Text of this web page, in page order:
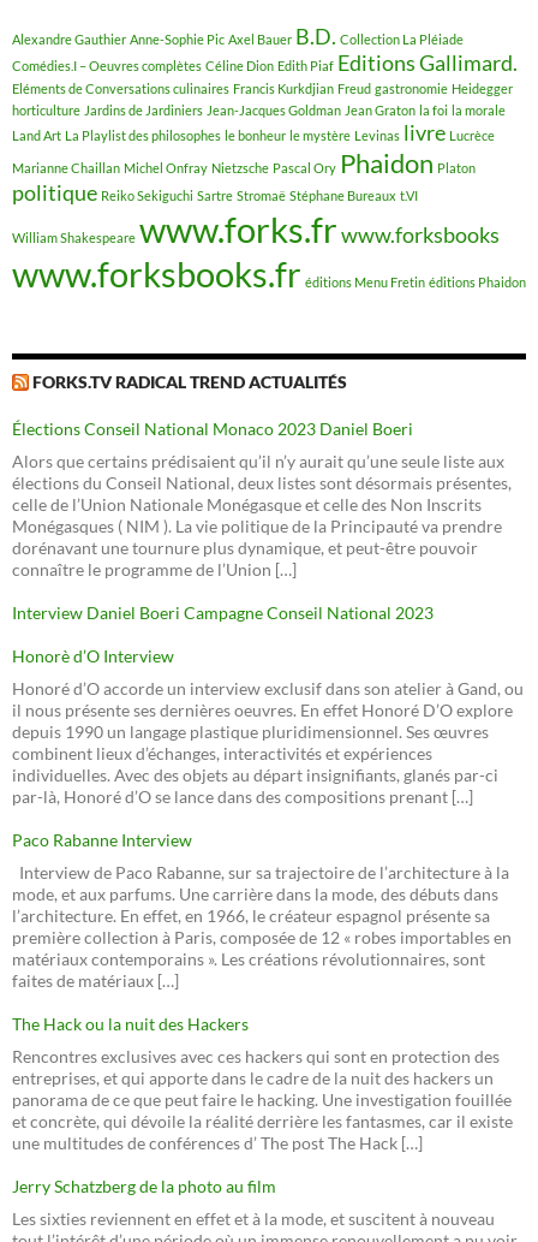
Alexandre Gauthier Anne-Sophie Pic Axel Bauer B.D. Collection La Pléiade
Comédies.I – Oeuvres complètes Céline Dion Edith Piaf Editions Gallimard.
Eléments de Conversations culinaires Francis Kurkdjian Freud gastronomie Heidegger
horticulture Jardins de Jardiniers Jean-Jacques Goldman Jean Graton la foi la morale
Land Art La Playlist des philosophes le bonheur le mystère Levinas livre Lucrèce
Marianne Chaillan Michel Onfray Nietzsche Pascal Ory Phaidon Platon
politique Reiko Sekiguchi Sartre Stromaë Stéphane Bureaux t.VI
William Shakespeare www.forks.frwww.forksbooks
www.forksbooks.fr éditions Menu Fretin éditions Phaidon
FORKS.TV RADICAL TREND ACTUALITÉS
Élections Conseil National Monaco 2023 Daniel Boeri
Alors que certains prédisaient qu’il n’y aurait qu’une seule liste aux
élections du Conseil National, deux listes sont désormais présentes,
celle de l’Union Nationale Monégasque et celle des Non Inscrits
Monégasques ( NIM ). La vie politique de la Principauté va prendre
dorénavant une tournure plus dynamique, et peut-être pouvoir
connaître le programme de l’Union […]
Interview Daniel Boeri Campagne Conseil National 2023
Honorè d’O Interview
Honoré d’O accorde un interview exclusif dans son atelier à Gand, ou
il nous présente ses dernières oeuvres. En effet Honoré D’O explore
depuis 1990 un langage plastique pluridimensionnel. Ses œuvres
combinent lieux d’échanges, interactivités et expériences
individuelles. Avec des objets au départ insignifiants, glanés par-ci
par-là, Honoré d’O se lance dans des compositions prenant […]
Paco Rabanne Interview
Interview de Paco Rabanne, sur sa trajectoire de l’architecture à la
mode, et aux parfums. Une carrière dans la mode, des débuts dans
l’architecture. En effet, en 1966, le créateur espagnol présente sa
première collection à Paris, composée de 12 « robes importables en
matériaux contemporains ». Les créations révolutionnaires, sont
faites de matériaux […]
The Hack ou la nuit des Hackers
Rencontres exclusives avec ces hackers qui sont en protection des
entreprises, et qui apporte dans le cadre de la nuit des hackers un
panorama de ce que peut faire le hacking. Une investigation fouillée
et concrète, qui dévoile la réalité derrière les fantasmes, car il existe
une multitudes de conférences d’ The post The Hack […]
Jerry Schatzberg de la photo au film
Les sixties reviennent en effet et à la mode, et suscitent à nouveau